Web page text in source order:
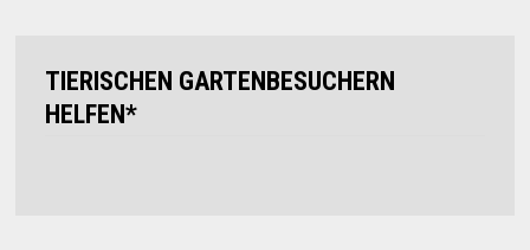
TIERISCHEN GARTENBESUCHERN
HELFEN*